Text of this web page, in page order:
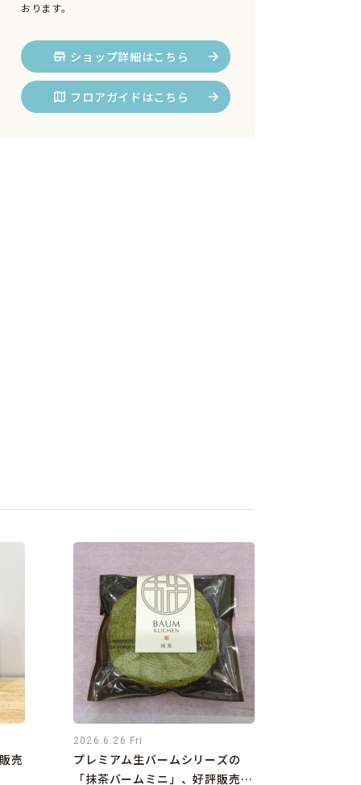
おります。
ショップ詳細はこちら
フロアガイドはこちら
売
2026.6.26 Fri
プレミアム生バームシリーズの
「抹茶バームミニ」、好評販売中